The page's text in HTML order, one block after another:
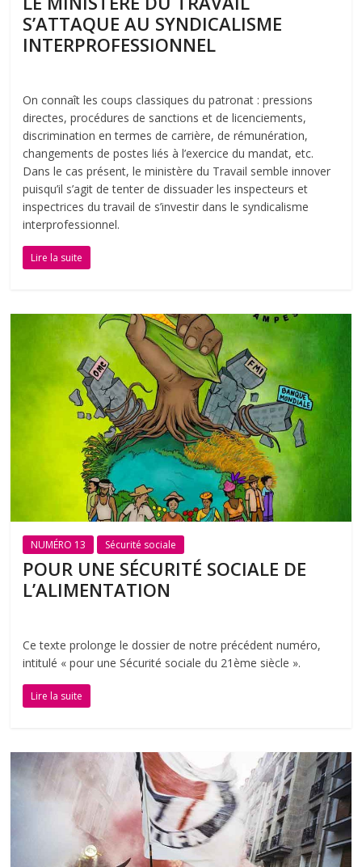
S’ATTAQUE AU SYNDICALISME
INTERPROFESSIONNEL
On connaît les coups classiques du patronat : pressions
directes, procédures de sanctions et de licenciements,
discrimination en termes de carrière, de rémunération,
changements de postes liés à l’exercice du mandat, etc.
Dans le cas présent, le ministère du Travail semble innover
puisqu’il s’agit de tenter de dissuader les inspecteurs et
inspectrices du travail de s’investir dans le syndicalisme
interprofessionnel.
Lire la suite
NUMÉRO 13 Sécurité sociale
POUR UNE SÉCURITÉ SOCIALE DE
L’ALIMENTATION
Ce texte prolonge le dossier de notre précédent numéro,
intitulé « pour une Sécurité sociale du 21ème siècle ».
Lire la suite